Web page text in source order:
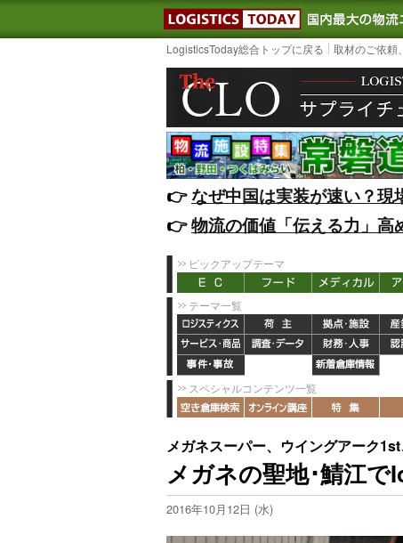
LOGISTICS
LogisticsToday総合トップに戻る 取材のご依頼
👉️なぜ中国は実装が速い？現
👉️物流の価値「伝える力」高
ピックアップテーマ
テーマ一覧
スペシャルコンテンツ一覧
メガネスーパー、ウイングアーク
メガネの聖地･鯖江
2016年10月12日 (水)